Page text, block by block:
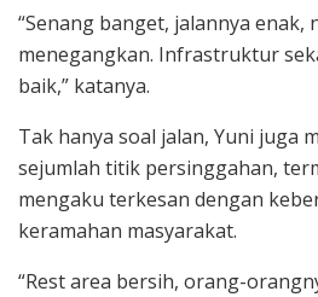
“Senang banget, jalannya enak,
menegangkan. Infrastruktur
baik,” katanya.
Tak hanya soal jalan, Yuni juga
sejumlah titik persinggahan,
mengaku terkesan dengan
keramahan masyarakat.
“Rest area bersih, orang-